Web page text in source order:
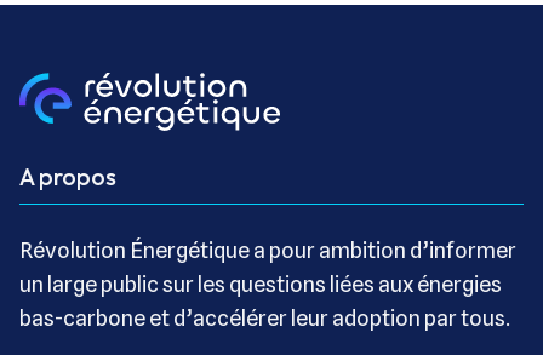
A propos
Révolution Énergétique a pour ambition d’informer
un large public sur les questions liées aux énergies
bas-carbone et d’accélérer leur adoption par tous.